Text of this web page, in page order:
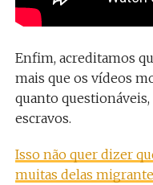
Enfim, acreditamos
mais que os vídeos
quanto
escravos.
Isso não quer dizer
muitas delas